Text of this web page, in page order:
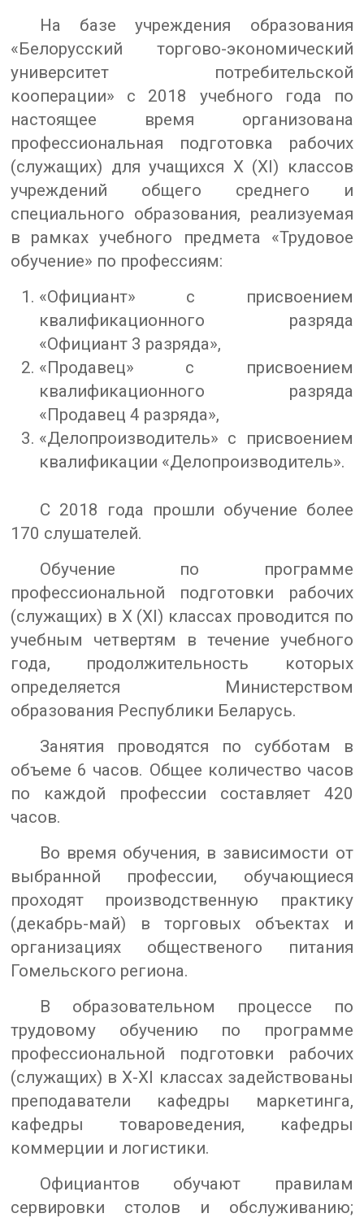
На базе учреждения образования
«Белорусский торгово-экономический
университет потребительской
кооперации» с 2018 учебного года по
настоящее время организована
профессиональная подготовка рабочих
(служащих) для учащихся Х (ХI) классов
учреждений общего среднего и
специального образования, реализуемая
в рамках учебного предмета «Трудовое
обучение» по профессиям:
«Официант» с присвоением
квалификационного разряда
«Официант 3 разряда»,
«Продавец» с присвоением
квалификационного разряда
«Продавец 4 разряда»,
«Делопроизводитель» с присвоением
квалификации «Делопроизводитель».
С 2018 года прошли обучение более
170 слушателей.
Обучение по программе
профессиональной подготовки рабочих
(служащих) в Х (ХI) классах проводится по
учебным четвертям в течение учебного
года, продолжительность которых
определяется Министерством
образования Республики Беларусь.
Занятия проводятся по субботам в
объеме 6 часов. Общее количество часов
по каждой профессии составляет 420
часов.
Во время обучения, в зависимости от
выбранной профессии, обучающиеся
проходят производственную практику
(декабрь-май) в торговых объектах и
организациях общественого питания
Гомельского региона.
В образовательном процессе по
трудовому обучению по программе
профессиональной подготовки рабочих
(служащих) в Х-XI классах задействованы
преподаватели кафедры маркетинга,
кафедры товароведения, кафедры
коммерции и логистики.
Официантов обучают правилам
сервировки столов и обслуживанию;